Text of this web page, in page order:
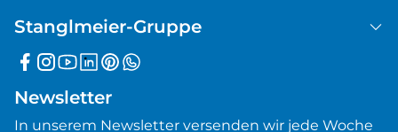
Stanglmeier-Gruppe
Newsletter
In unserem Newsletter versenden wir jede Woche